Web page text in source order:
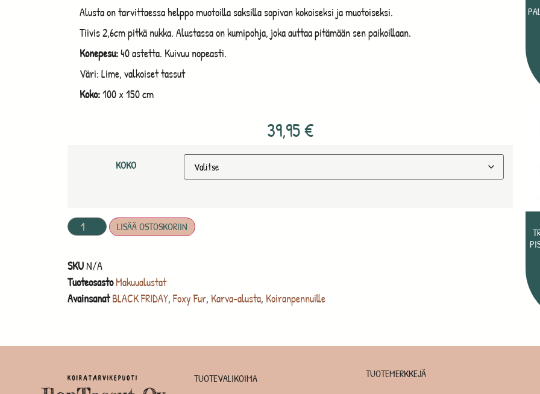
Alusta on tarvittaessa helppo muotoilla saksilla sopivan kokoiseksi ja muotoiseksi.
Tiivis 2,6cm pitkä nukka. Alustassa on kumipohja, joka auttaa pitämään sen paikoillaan.
Konepesu:40 astetta. Kuivuu nopeasti.
Väri: Lime, valkoiset tassut
Koko:100 x 150 cm
39,95€
KOKO
LISÄÄ OSTOSKORIIN
SKUN/A
Tuoteosasto Makuualustat
Avainsanat BLACK FRIDAY, Foxy Fur, Karva-alusta, Koiranpennuille
TUOTEVALIKOIMA TUOTEMERKKEJÄ